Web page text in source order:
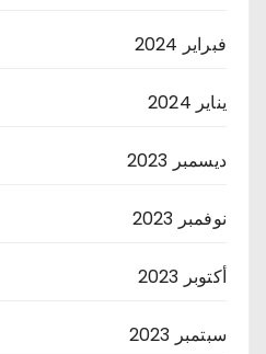
فبراير 2024
يناير 2024
ديسمبر 2023
نوفمبر 2023
أكتوبر 2023
سبتمبر 2023